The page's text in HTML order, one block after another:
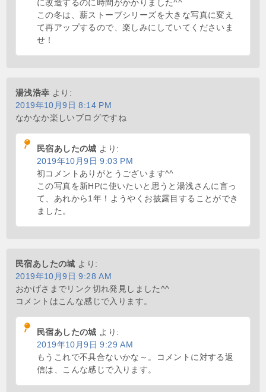
に改造するのに時間がかかりました^^
この冬は、薪ストーブシリーズを大きな写真に変え
て再アップするので、楽しみにしていてくださいま
せ！
湯浅浩幸 より:
2019年10月9日 8:14 PM
なかなか楽しいブログですね
民宿あしたの城 より:
2019年10月9日 9:03 PM
初コメントありがとうございます^^
この写真を新HPに使いたいと思うと湯浅さんに言っ
て、あれから1年！ようやくお披露目することができ
ました。
民宿あしたの城 より:
2019年10月9日 9:28 AM
おかげさまでリンク切れ発見しました^^
コメントはこんな感じで入ります。
民宿あしたの城 より:
2019年10月9日 9:29 AM
もうこれで不具合ないかな～。コメントに対する返
信は、こんな感じで入ります。